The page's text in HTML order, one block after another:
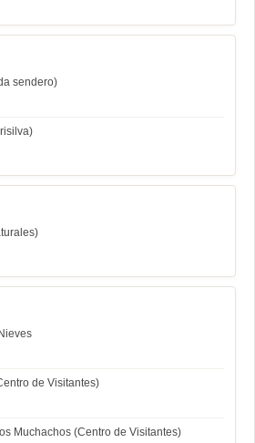
sendero)
de Visitantes)
Muchachos (Centro de Visitantes)